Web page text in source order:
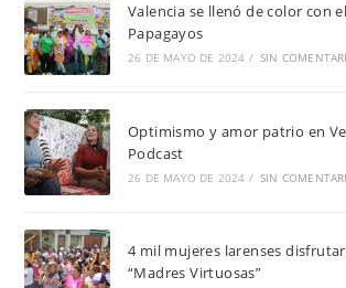
Valencia se llenó de color con
Papagayos
26 DE MAYO DE 2024 / SIN
Optimismo y amor patrio en
Podcast
26 DE MAYO DE 2024 / SIN
4 mil mujeres larenses
“Madres Virtuosas”